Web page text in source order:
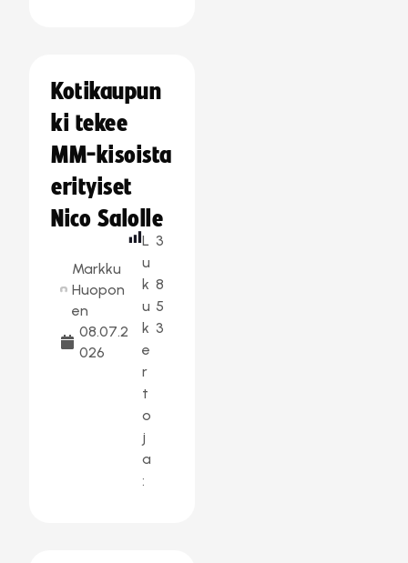
Kotikaupun
ki tekee
MM-kisoista
erityiset
Nico Salolle
Markku
Huopon
en
08.07.2
026
L
u
k
u
k
e
r
t
o
j
a
:
3
8
5
3